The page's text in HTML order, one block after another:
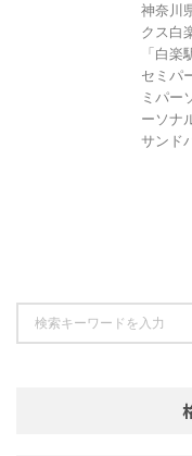
神奈川
クス白
「白
セミパ
ミパー
ーソナ
サンド